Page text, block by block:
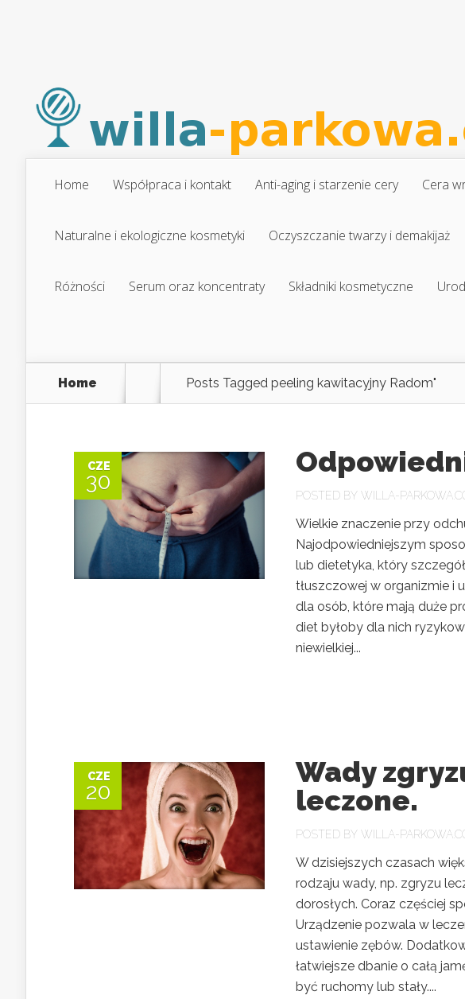
Home Współpraca i kontakt Anti-aging i starzenie cery Cera
Naturalne i ekologiczne kosmetyki Oczyszczanie twarzy i demakijaż
Różności Serum oraz koncentraty Składniki kosmetyczne
Home Posts Tagged peeling kawitacyjny Radom"
CZE
30
POSTED BY WILLA-
Wielkie znaczenie przy
Najodpowiedniejszym
lub dietetyka, który
tłuszczowej w organizmie i
dla osób, które mają duże
diet byłoby dla nich
niewielkiej...
CZE
20
Wady
leczone.
POSTED BY WILLA-
W dzisiejszych czasach
rodzaju wady, np. zgryzu
dorosłych. Coraz częściej
Urządzenie pozwala w
ustawienie zębów.
łatwiejsze dbanie o całą
być ruchomy lub stały....